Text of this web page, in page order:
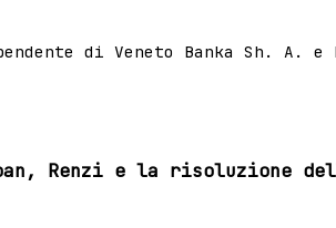
di Veneto Banka Sh. A.
Renzi e la risoluzione